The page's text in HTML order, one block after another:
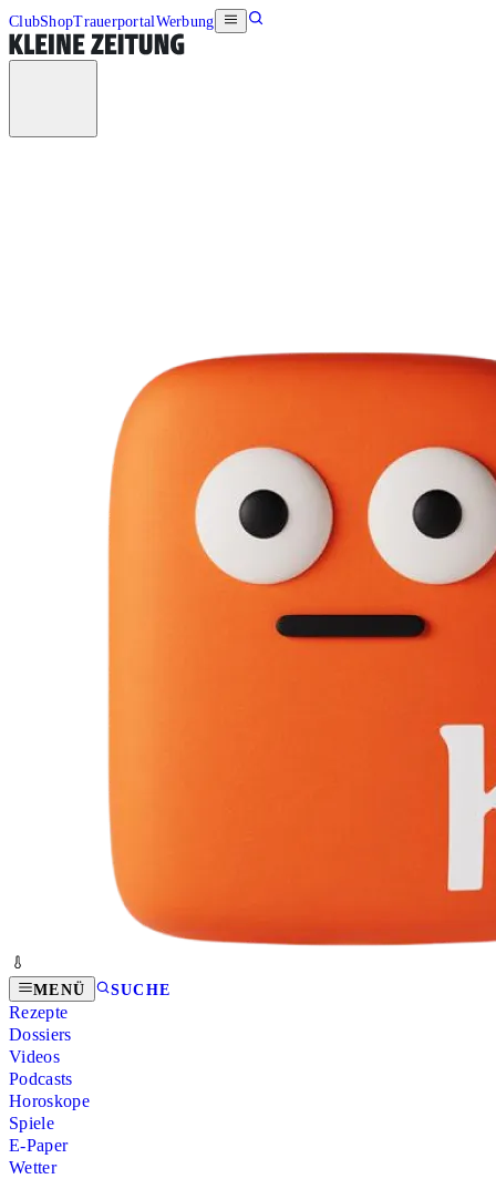
ClubShopTrauerportalWerbung
MENÜ SUCHE
Rezepte
Dossiers
Videos
Podcasts
Horoskope
Spiele
E-Paper
Wetter